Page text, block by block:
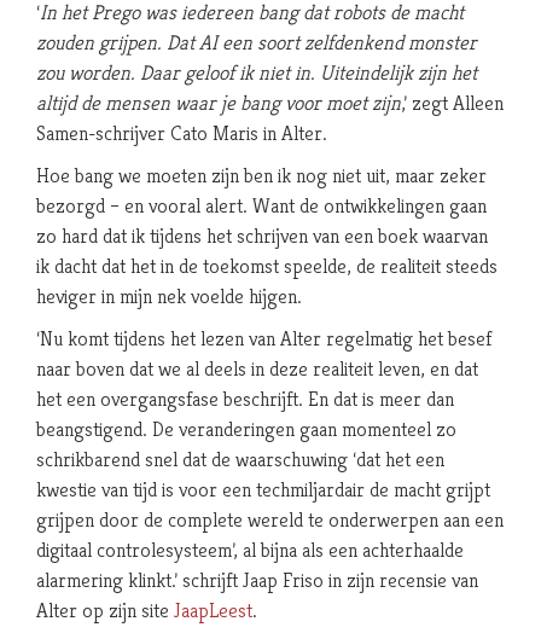
‘In het Prego was iedereen bang dat robots de macht
zouden grijpen. Dat AI een soort zelfdenkend monster
zou worden. Daar geloof ik niet in. Uiteindelijk zijn het
altijd de mensen waar je bang voor moet zijn,’ zegt Alleen
Samen-schrijver Cato Maris in Alter.
Hoe bang we moeten zijn ben ik nog niet uit, maar zeker
bezorgd – en vooral alert. Want de ontwikkelingen gaan
zo hard dat ik tijdens het schrijven van een boek waarvan
ik dacht dat het in de toekomst speelde, de realiteit steeds
heviger in mijn nek voelde hijgen.
‘Nu komt tijdens het lezen van Alter regelmatig het besef
naar boven dat we al deels in deze realiteit leven, en dat
het een overgangsfase beschrijft. En dat is meer dan
beangstigend. De veranderingen gaan momenteel zo
schrikbarend snel dat de waarschuwing ‘dat het een
kwestie van tijd is voor een techmiljardair de macht grijpt
grijpen door de complete wereld te onderwerpen aan een
digitaal controlesysteem’, al bijna als een achterhaalde
alarmering klinkt.’ schrijft Jaap Friso in zijn recensie van
Alter op zijn site JaapLeest.